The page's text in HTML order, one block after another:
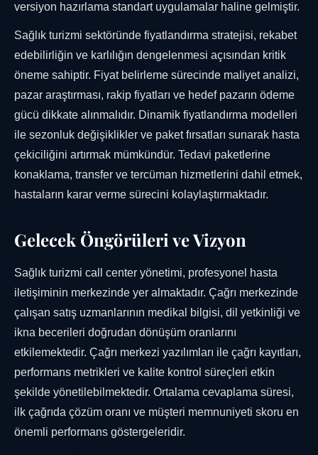
versiyon hazırlama standart uygulamalar haline gelmiştir.
Sağlık turizmi sektöründe fiyatlandırma stratejisi, rekabet
edebilirliğin ve karlılığın dengelenmesi açısından kritik
öneme sahiptir. Fiyat belirleme sürecinde maliyet analizi,
pazar araştırması, rakip fiyatları ve hedef pazarın ödeme
gücü dikkate alınmalıdır. Dinamik fiyatlandırma modelleri
ile sezonluk değişiklikler ve paket fırsatları sunarak hasta
çekiciliğini artırmak mümkündür. Tedavi paketlerine
konaklama, transfer ve tercüman hizmetlerini dahil etmek,
hastaların karar verme sürecini kolaylaştırmaktadır.
Gelecek Öngörüleri ve Vizyon
Sağlık turizmi call center yönetimi, profesyonel hasta
iletişiminin merkezinde yer almaktadır. Çağrı merkezinde
çalışan satış uzmanlarının medikal bilgisi, dil yetkinliği ve
ikna becerileri doğrudan dönüşüm oranlarını
etkilemektedir. Çağrı merkezi yazılımları ile çağrı kayıtları,
performans metrikleri ve kalite kontrol süreçleri etkin
şekilde yönetilebilmektedir. Ortalama cevaplama süresi,
ilk çağrıda çözüm oranı ve müşteri memnuniyeti skoru en
önemli performans göstergeleridir.